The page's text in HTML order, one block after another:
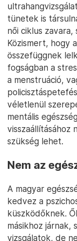
tünetek is
női ciklus zavara,
Közismert, hogy
összefüggnek
fogságban a
a menstruáció,
véletlenül
mentális
visszaállításához
szükség lehet.
Nem az
A magyar
kedvez a
küszködőknek.
másikhoz járnak,
vizsgálatok, de